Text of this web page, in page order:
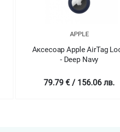
APPLE
Аксесоар Apple AirTag
- Deep Navy
79.79 € / 156.06 лв.